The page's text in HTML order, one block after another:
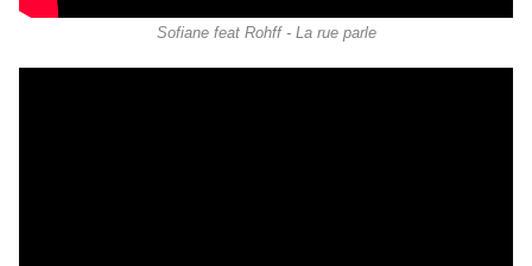
Sofiane feat Rohff - La rue parle